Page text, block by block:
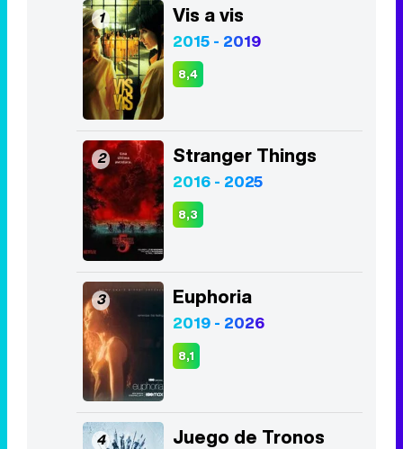
1 Vis a vis
2015 - 2019
8,4
2 Stranger Things
2016 - 2025
8,3
3 Euphoria
2019 - 2026
8,1
4 Juego de Tronos